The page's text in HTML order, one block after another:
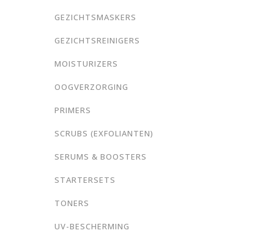
GEZICHTSMASKERS
GEZICHTSREINIGERS
MOISTURIZERS
OOGVERZORGING
PRIMERS
SCRUBS (EXFOLIANTEN)
SERUMS & BOOSTERS
STARTERSETS
TONERS
UV-BESCHERMING